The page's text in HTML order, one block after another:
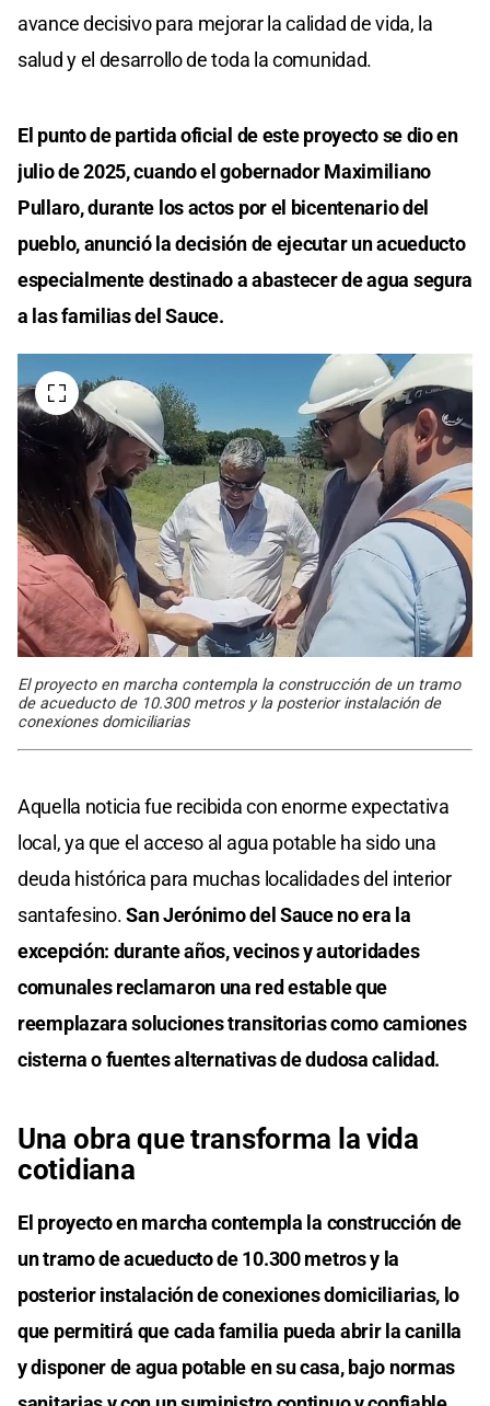
avance decisivo para mejorar la calidad de vida, la
salud y el desarrollo de toda la comunidad.
El punto de partida oficial de este proyecto se dio en
julio de 2025, cuando el gobernador Maximiliano
Pullaro, durante los actos por el bicentenario del
pueblo, anunció la decisión de ejecutar un acueducto
especialmente destinado a abastecer de agua segura
a las familias del Sauce.
El proyecto en marcha contempla la construcción de un tramo
de acueducto de 10.300 metros y la posterior instalación de
conexiones domiciliarias
Aquella noticia fue recibida con enorme expectativa
local, ya que el acceso al agua potable ha sido una
deuda histórica para muchas localidades del interior
santafesino.San Jerónimo del Sauce no era la
excepción: durante años, vecinos y autoridades
comunales reclamaron una red estable que
reemplazara soluciones transitorias como camiones
cisterna o fuentes alternativas de dudosa calidad.
Una obra que transforma la vida
cotidiana
El proyecto en marcha contempla la construcción de
un tramo de acueducto de 10.300 metros y la
posterior instalación de conexiones domiciliarias, lo
que permitirá que cada familia pueda abrir la canilla
y disponer de agua potable en su casa, bajo normas